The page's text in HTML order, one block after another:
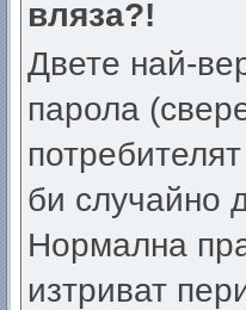
вляза?!
Двете най-
парола
би случайно
Нормална
изтриват